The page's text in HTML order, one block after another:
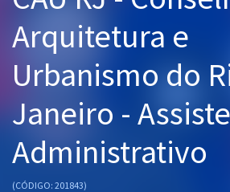
Graduação
Mentorias
Questões grátis
Arquitetura e
Urbanismo do
Janeiro -
Administrativo
(CÓDIGO: 201843)